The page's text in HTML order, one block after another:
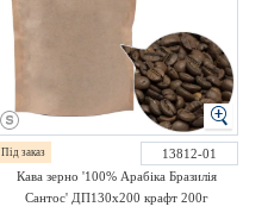
Під заказ
13812-01
Кава зерно '100% Арабіка Бразилія
Сантос' ДП130х200 крафт 200г